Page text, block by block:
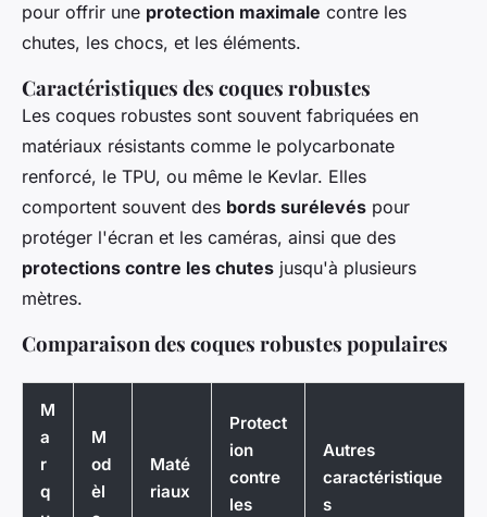
pour offrir une protection maximale contre les
chutes, les chocs, et les éléments.
Caractéristiques des coques robustes
Les coques robustes sont souvent fabriquées en
matériaux résistants comme le polycarbonate
renforcé, le TPU, ou même le Kevlar. Elles
comportent souvent des bords surélevés pour
protéger l'écran et les caméras, ainsi que des
protections contre les chutes jusqu'à plusieurs
mètres.
Comparaison des coques robustes populaires
M
a
r
q
M
od
èl
Maté
riaux
Protect
ion
contre
les
Autres
caractéristique
s